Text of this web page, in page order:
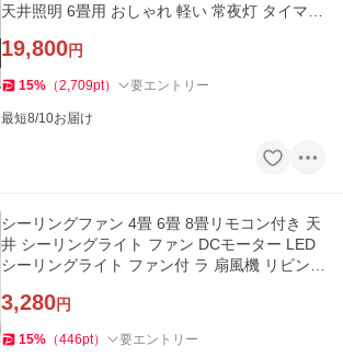
天井照明 6畳用 おしゃれ 軽い 常夜灯 タイマー
19,800円
15% （2,709pt） 要エントリー
最短8/10お届け
シーリングファン 4畳 6畳 8畳リモコン付き 天
井 シーリングライト ファン DCモーター LED
シーリングライト ファン付 ラ 扇風機 リビング
3,280円
15% （446pt） 要エントリー